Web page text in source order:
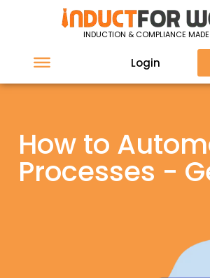
INDUCTION & COMPLIANCE
Login
How to
Processes -